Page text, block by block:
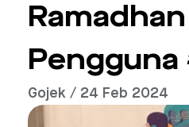
Pengguna
Gojek / 24 Feb 2024